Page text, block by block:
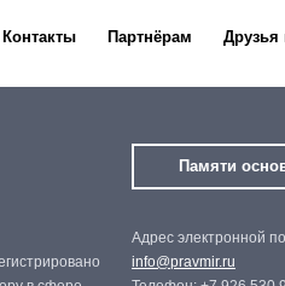
Контакты Партнёрам Друзья
Памяти
Адрес электронной
info@pravmir.ru